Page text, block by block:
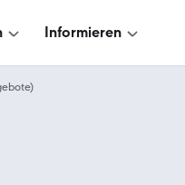
Informieren